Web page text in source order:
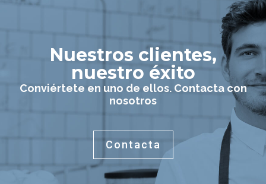
Nuestros clientes,
nuestro éxito
Conviértete en uno de ellos. Contacta con
nosotros
Contacta